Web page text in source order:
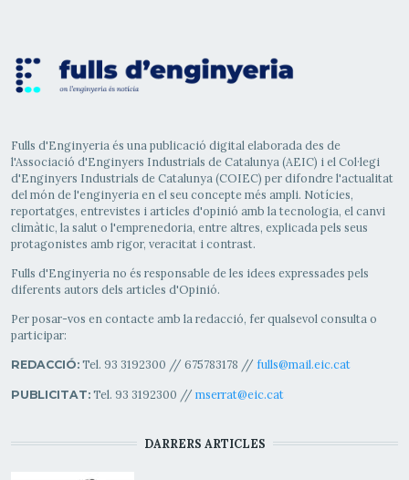
Fulls d'Enginyeria és una publicació digital elaborada des de
l'Associació d'Enginyers Industrials de Catalunya (AEIC) i el Col·legi
d'Enginyers Industrials de Catalunya (COIEC) per difondre l'actualitat
del món de l'enginyeria en el seu concepte més ampli. Notícies,
reportatges, entrevistes i articles d'opinió amb la tecnologia, el canvi
climàtic, la salut o l'emprenedoria, entre altres, explicada pels seus
protagonistes amb rigor, veracitat i contrast.
Fulls d'Enginyeria no és responsable de les idees expressades pels
diferents autors dels articles d'Opinió.
Per posar-vos en contacte amb la redacció, fer qualsevol consulta o
participar:
REDACCIÓ:Tel. 93 3192300 // 675783178 // fulls@mail.eic.cat
PUBLICITAT:Tel. 93 3192300 // mserrat@eic.cat
DARRERS ARTICLES